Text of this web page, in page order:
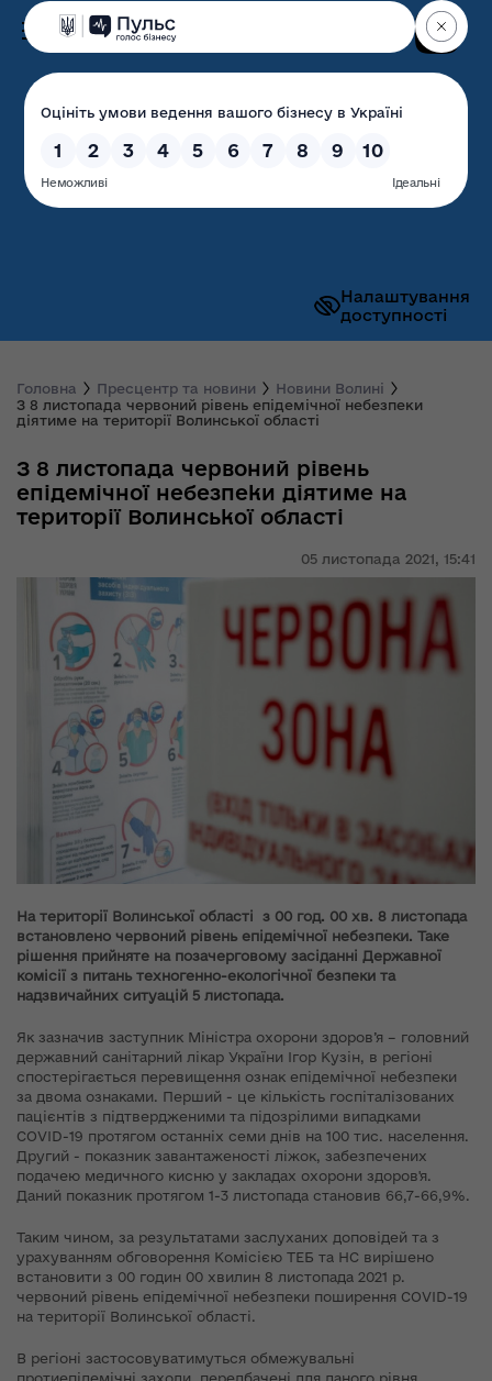
Налаштування
доступності
Волинська обласна
державна адміністрація
Головна Пресцентр та новини
Новини Волині
З 8 листопада червоний рівень епідемічної небезпеки
діятиме на території Волинської області
05 листопада 2021, 15:41
З 8 листопада червоний рівень
епідемічної небезпеки діятиме на
території Волинської області
На території Волинської області з 00 год. 00 хв. 8 листопада
встановлено червоний рівень епідемічної небезпеки. Таке
рішення прийняте на позачерговому засіданні Державної
комісії з питань техногенно-екологічної безпеки та
надзвичайних ситуацій 5 листопада.
Як зазначив заступник Міністра охорони здоров’я – головний
державний санітарний лікар України Ігор Кузін, в регіоні
спостерігається перевищення ознак епідемічної небезпеки
за двома ознаками. Перший - це кількість госпіталізованих
пацієнтів з підтвердженими та підозрілими випадками
COVID-19 протягом останніх семи днів на 100 тис. населення.
Другий - показник завантаженості ліжок, забезпечених
подачею медичного кисню у закладах охорони здоров'я.
Даний показник протягом 1-3 листопада становив 66,7-66,9%.
Таким чином, за результатами заслуханих доповідей та з
урахуванням обговорення Комісією ТЕБ та НС вирішено
встановити з 00 годин 00 хвилин 8 листопада 2021 р.
червоний рівень епідемічної небезпеки поширення COVID-19
на території Волинської області.
В регіоні застосовуватимуться обмежувальні
протиепідемічні заходи, передбачені для даного рівня